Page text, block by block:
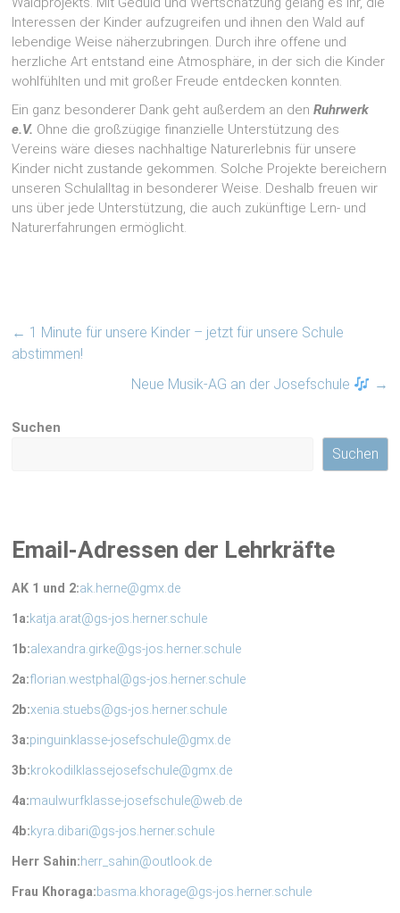
Interessen der Kinder aufzugreifen und ihnen den Wald auf
lebendige Weise näherzubringen. Durch ihre offene und
herzliche Art entstand eine Atmosphäre, in der sich die Kinder
wohlfühlten und mit großer Freude entdecken konnten.
Ein ganz besonderer Dank geht außerdem an denRuhrwerk
e.V. Ohne die großzügige finanzielle Unterstützung des
Vereins wäre dieses nachhaltige Naturerlebnis für unsere
Kinder nicht zustande gekommen. Solche Projekte bereichern
unseren Schulalltag in besonderer Weise. Deshalb freuen wir
uns über jede Unterstützung, die auch zukünftige Lern- und
Naturerfahrungen ermöglicht.
← 1 Minute für unsere Kinder – jetzt für unsere Schule
abstimmen!
Neue Musik-AG an der Josefschule
→
Suchen
Suchen
Email-Adressen der Lehrkräfte
AK 1 und 2:ak.herne@gmx.de
1a:katja.arat@gs-jos.herner.schule
1b:alexandra.girke@gs-jos.herner.schule
2a:florian.westphal@gs-jos.herner.schule
2b:xenia.stuebs@gs-jos.herner.schule
3a:pinguinklasse-josefschule@gmx.de
3b:krokodilklassejosefschule@gmx.de
4a:maulwurfklasse-josefschule@web.de
4b:kyra.dibari@gs-jos.herner.schule
Herr Sahin:herr_sahin@outlook.de
Frau Khoraga:basma.khorage@gs-jos.herner.schule